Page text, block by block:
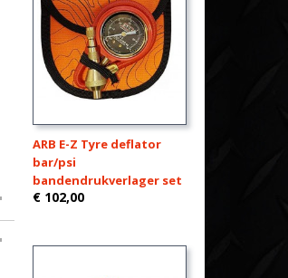
ARB E-Z Tyre deflator
bar/psi
bandendrukverlager set
€ 102,00